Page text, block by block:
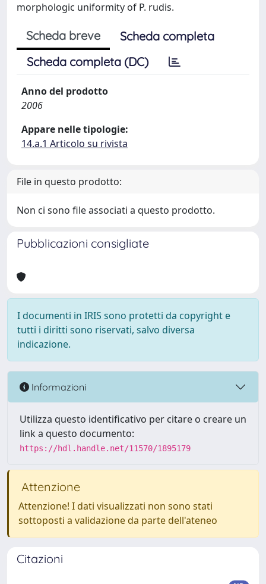
morphologic uniformity of P. rudis.
Scheda breve
Scheda completa
Scheda completa (DC)
Anno del prodotto
2006
Appare nelle tipologie:
14.a.1 Articolo su rivista
File in questo prodotto:
Non ci sono file associati a questo prodotto.
Pubblicazioni consigliate
I documenti in IRIS sono protetti da copyright e
tutti i diritti sono riservati, salvo diversa
indicazione.
Informazioni
Utilizza questo identificativo per citare o creare un
link a questo documento:
https://hdl.handle.net/11570/1895179
Attenzione
Attenzione! I dati visualizzati non sono stati
sottoposti a validazione da parte dell'ateneo
Citazioni